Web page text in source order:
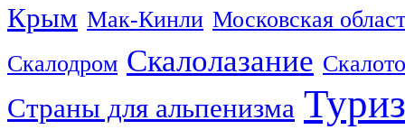
Крым Мак-Кинли Московская
Скалодром Скалолазание
Страны для альпенизма